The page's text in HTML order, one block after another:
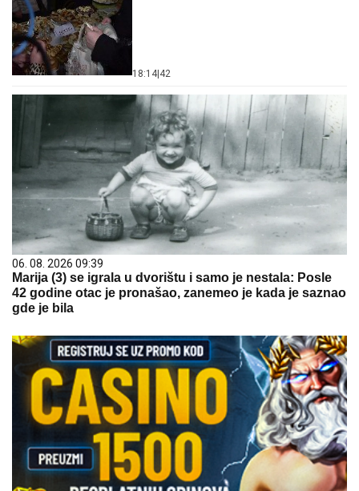
18:14 42
06. 08. 2026 09:39
Marija (3) se igrala u dvorištu i samo je nestala: Posle
42 godine otac je pronašao, zanemeo je kada je saznao
gde je bila